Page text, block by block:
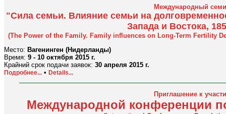
Международный
"Сила семьи. Влияние семьи на
Запада и Востока,
(The Power of the Family. Family influences on Long-Term Fertility
Место: Вагенинген (Нидерланды)
Время: 9 - 10 октября 2015 г.
Крайний срок подачи заявок: 30 апреля 2015 г.
Подробнее... • Details...
Приглашение к
Международной конференции